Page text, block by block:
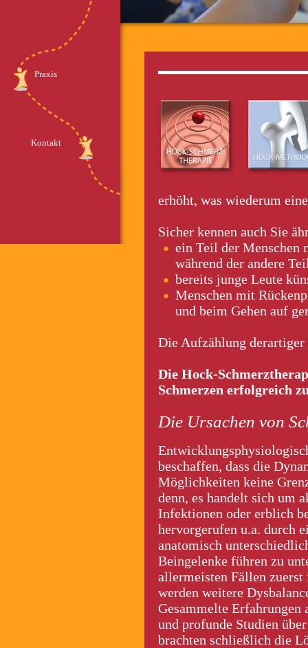
Praxis
Kontakt
erhöht, was wiederum
Sicher kennen auch Sie
ein Teil der Menschen
während der andere
bereits junge Leute
Menschen mit
und beim Gehen auf
Die Aufzählung derartiger
Die Hock-
Schmerzen erfolgreich
Die Ursachen von
beschaffen, dass die
Möglichkeiten keine
denn, es handelt sich um
Infektionen oder erblich
hervorgerufen u.a. durch
anatomisch
Beingelenke führen zu
allermeisten Fällen
werden weitere
Gesammelte Erfahrungen
und profunde Studien
brachten schließlich die